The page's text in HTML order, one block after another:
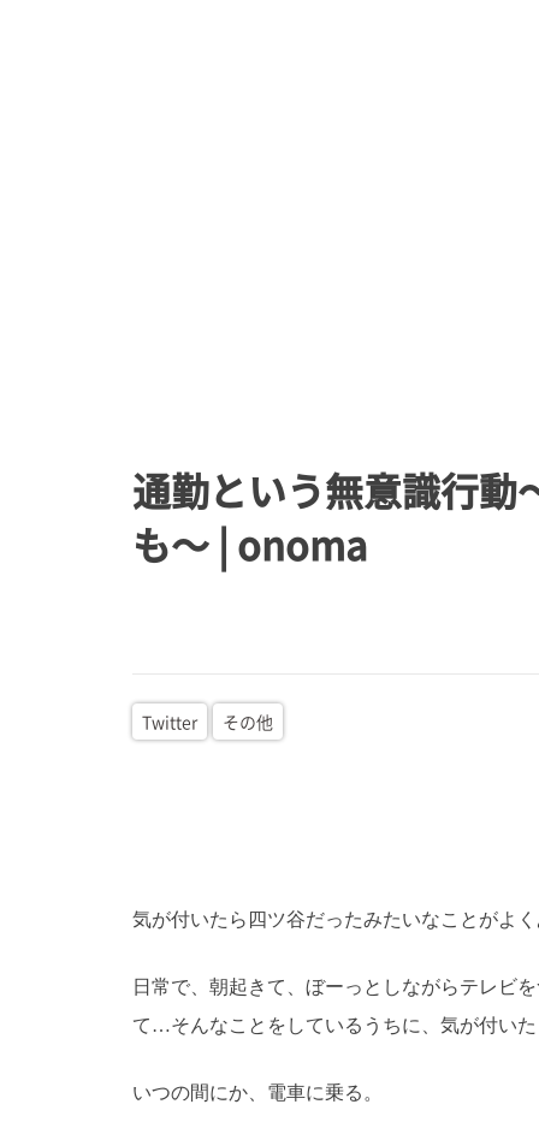
通勤という無意識行動
も〜 | onoma
Twitter その他
気が付いたら四ツ谷だったみたいなことがよ
日常で、朝起きて、ぼーっとしながらテレビ
て…そんなことをしているうちに、気が付い
いつの間にか、電車に乗る。